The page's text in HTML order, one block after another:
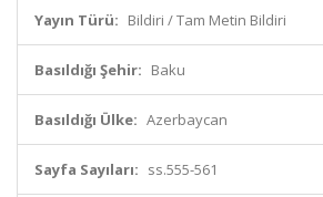
Yayın Türü: Bildiri / Tam Metin Bildiri
Basıldığı Şehir: Baku
Basıldığı Ülke: Azerbaycan
Sayfa Sayıları: ss.555-561